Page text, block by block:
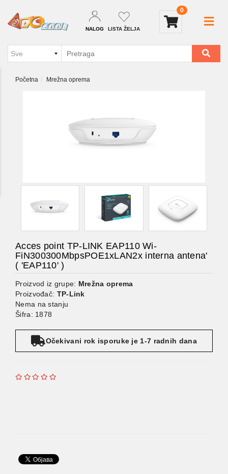
NALOG LISTA ŽELJA
0
Početna Mrežna oprema
Acces point TP-LINK EAP110 Wi-
FiN300300MbpsPOE1xLAN2x interna antena'
( 'EAP110' )
Proizvod iz grupe: Mrežna oprema
Proizvođač: TP-Link
Nema na stanju
Šifra: 1878
Očekivani rok isporuke je 1-7 radnih dana